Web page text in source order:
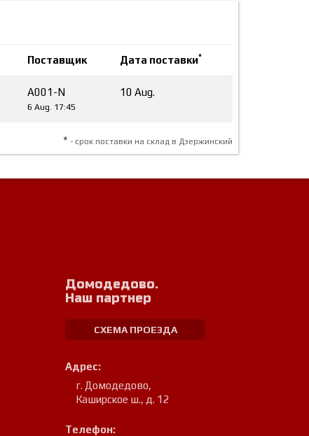
Поставщик Дата поставки*
A001-N
6 Aug. 17:45
10 Aug.
* - срок поставки на склад в Дзержинский
Домодедово.
Наш партнер
СХЕМА ПРОЕЗДА
Адрес:
г. Домодедово,
Каширское ш., д. 12
Телефон: